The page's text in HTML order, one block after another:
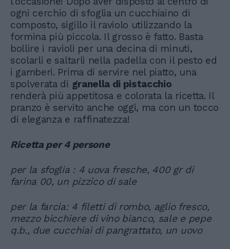
ogni cerchio di sfoglia un cucchiaino di
composto, sigillo il raviolo utilizzando la
formina più piccola. Il grosso è fatto. Basta
bollire i ravioli per una decina di minuti,
scolarli e saltarli nella padella con il pesto ed
i gamberi. Prima di servire nel piatto, una
spolverata di granella di pistacchio
renderà più appetitosa e colorata la ricetta. Il
pranzo è servito anche oggi, ma con un tocco
di eleganza e raffinatezza!
Ricetta per 4 persone
per la sfoglia : 4 uova fresche, 400 gr di
farina 00, un pizzico di sale
per la farcia: 4 filetti di rombo, aglio fresco,
mezzo bicchiere di vino bianco, sale e pepe
q.b., due cucchiai di pangrattato, un uovo